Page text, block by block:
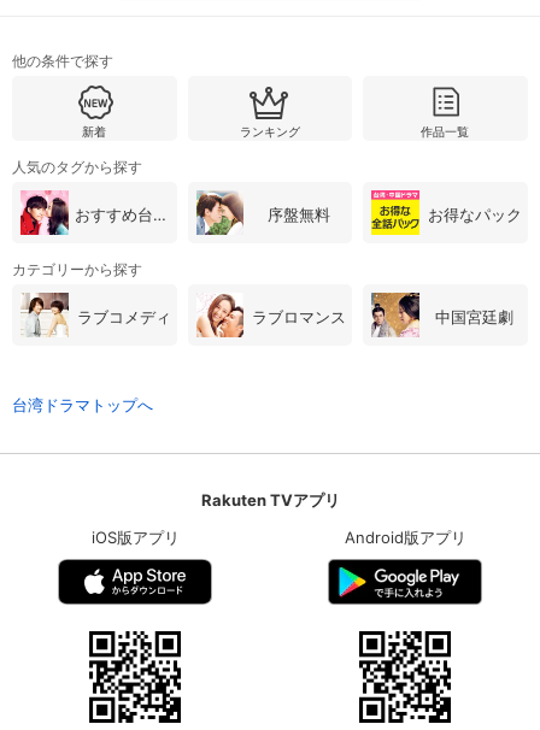
他の条件で探す
新着 ランキング 作品一覧
人気のタグから探す
おすすめ台湾・中国ドラマ 序盤無料 お得なパック
カテゴリーから探す
ラブコメディ ラブロマンス 中国宮廷劇
台湾ドラマトップへ
Rakuten TVアプリ
iOS版アプリ
Android版アプリ